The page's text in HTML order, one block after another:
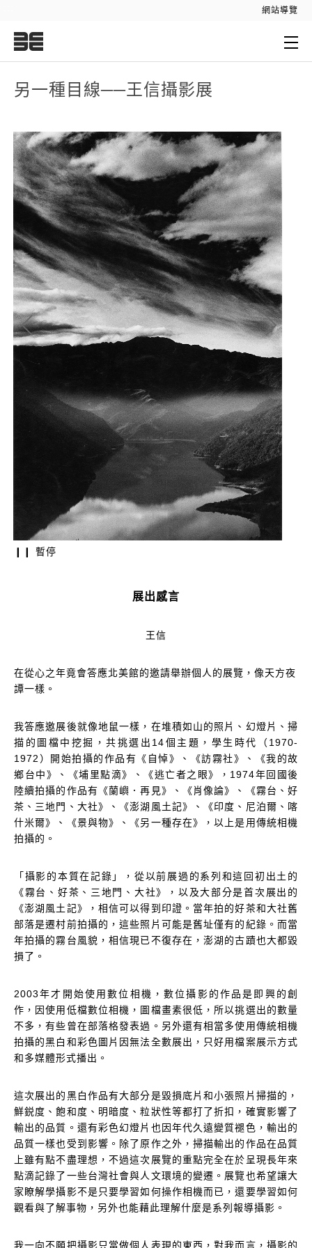
網站導覽
另一種目線──王信攝影展
❙❙ 暫停
王信 | 訪霧社
展出感言
王信
在從心之年竟會答應北美館的邀請舉辦個人的展覽，像天方夜
譚一樣。
我答應邀展後就像地鼠一樣，在堆積如山的照片、幻燈片、掃
描的圖檔中挖掘，共挑選出14個主題，學生時代（1970-
1972）開始拍攝的作品有《自悼》、《訪霧社》、《我的故
鄉台中》、《埔里點滴》、《逃亡者之眼》，1974年回國後
陸續拍攝的作品有《蘭嶼．再見》、《肖像論》、《霧台、好
茶、三地門、大社》、《澎湖風土記》、《印度、尼泊爾、喀
什米爾》、《景與物》、《另一種存在》，以上是用傳統相機
拍攝的。
「攝影的本質在記錄」，從以前展過的系列和這回初出土的
《霧台、好茶、三地門、大社》，以及大部分是首次展出的
《澎湖風土記》，相信可以得到印證。當年拍的好茶和大社舊
部落是遷村前拍攝的，這些照片可能是舊址僅有的紀錄。而當
年拍攝的霧台風貌，相信現已不復存在，澎湖的古蹟也大都毀
損了。
2003年才開始使用數位相機，數位攝影的作品是即興的創
作，因使用低檔數位相機，圖檔畫素很低，所以挑選出的數量
不多，有些曾在部落格發表過。另外還有相當多使用傳統相機
拍攝的黑白和彩色圖片因無法全數展出，只好用檔案展示方式
和多媒體形式播出。
這次展出的黑白作品有大部分是毀損底片和小張照片掃描的，
鮮鋭度、飽和度、明暗度、粒狀性等都打了折扣，確實影響了
輸出的品質。還有彩色幻燈片也因年代久遠變質褪色，輸出的
品質一樣也受到影響。除了原作之外，掃描輸出的作品在品質
上雖有點不盡理想，不過這次展覽的重點完全在於呈現長年來
點滴記錄了一些台灣社會與人文環境的變遷。 展覽也希望讓大
家瞭解學攝影不是只要學習如何操作相機而已，還要學習如何
觀看與了解事物，另外也能藉此理解什麼是系列報導攝影。
我一向不願把攝影只當做個人表現的東西，對我而言，攝影的